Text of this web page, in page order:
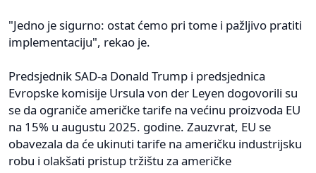
"Jedno je sigurno: ostat ćemo pri tome i pažljivo pratiti
implementaciju", rekao je.
Predsjednik SAD-a Donald Trump i predsjednica
Evropske komisije Ursula von der Leyen dogovorili su
se da ograniče američke tarife na većinu proizvoda EU
na 15% u augustu 2025. godine. Zauzvrat, EU se
obavezala da će ukinuti tarife na američku industrijsku
robu i olakšati pristup tržištu za američke